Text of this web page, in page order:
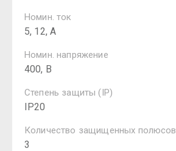
Номин. ток
5, 12, А
Номин. напряжение
400, В
Степень защиты (IP)
IP20
Количество защищенных полюсов
3